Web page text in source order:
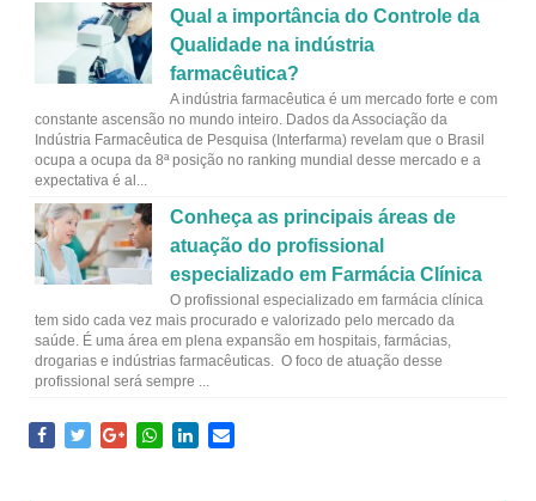
Qual a importância do Controle da
Qualidade na indústria
farmacêutica?
A indústria farmacêutica é um mercado forte e com
constante ascensão no mundo inteiro. Dados da Associação da
Indústria Farmacêutica de Pesquisa (Interfarma) revelam que o Brasil
ocupa a ocupa da 8ª posição no ranking mundial desse mercado e a
expectativa é al...
Conheça as principais áreas de
atuação do profissional
especializado em Farmácia Clínica
O profissional especializado em farmácia clínica
tem sido cada vez mais procurado e valorizado pelo mercado da
saúde. É uma área em plena expansão em hospitais, farmácias,
drogarias e indústrias farmacêuticas. O foco de atuação desse
profissional será sempre ...